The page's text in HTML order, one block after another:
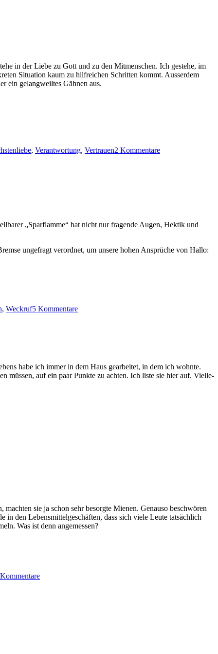
in der Liebe zu Gott und zu den Mit­men­schen. Ich geste­he, im
Sit­u­a­tion kaum zu hil­fre­ichen Schrit­ten kommt. Ausser­dem
ein gelang­weiltes Gäh­nen aus.
, Verantwortung, Vertrauen2 Kommentaretragen
„Sparflamme“ hat nicht nur fra­gende Augen, Hek­tik und
unge­fragt verord­net, um unsere hohen Ansprüche von Hal­lo:
, Weckruf5 KommentareCorona
habe ich immer in dem Haus gear­beit­et, in dem ich wohnte.
müssen, auf ein paar Punk­te zu acht­en. Ich liste sie hier auf. Vielle­
sie ja schon sehr besorgte Mienen. Genau­so beschwören
in den Lebens­mittelgeschäften, dass sich viele Leute tat­säch­lich
Was ist denn angemessen?
euch